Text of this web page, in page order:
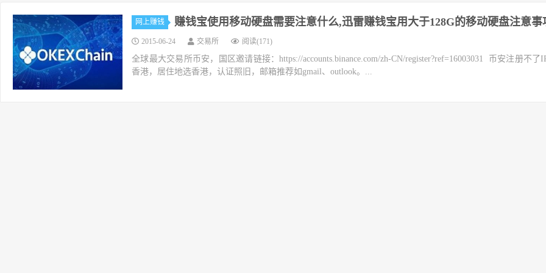
网上赚钱 赚钱宝使用移动硬盘需要注意什么,迅雷赚钱宝用大于128G的移动硬盘注意事
2015-06-24 交易所 阅读(171)
全球最大交易所币安，国区邀请链接：https://accounts.binance.com/zh-CN/register?ref=16003031 币安注册不了
香港，居住地选香港，认证照旧，邮箱推荐如gmail、outlook。...